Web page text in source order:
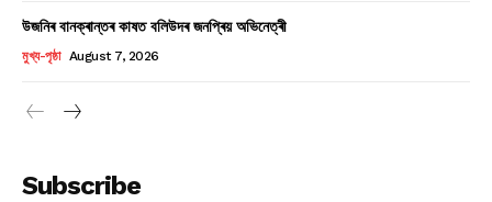
উজনিৰ বানক্ৰান্তৰ কাষত বলিউদৰ জনপ্ৰিয় অভিনেত্ৰী
মুখ্য-পৃষ্ঠা August 7, 2026
Subscribe